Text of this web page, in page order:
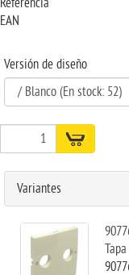
Referencia
EAN
Versión de diseño
Variantes